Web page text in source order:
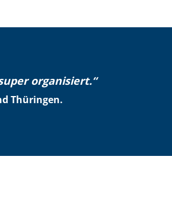
organisiert.“
Thüringen.